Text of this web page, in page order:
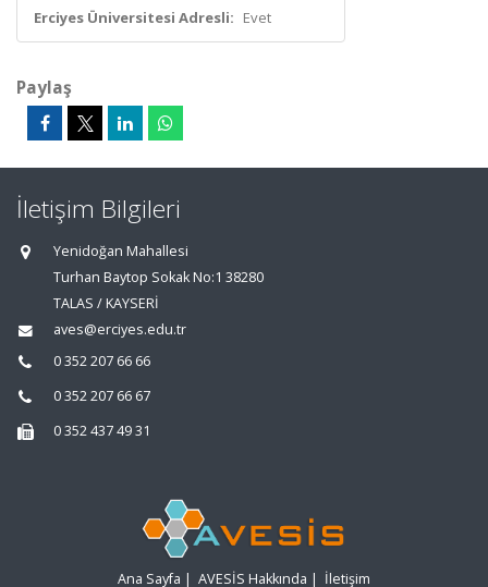
Erciyes Üniversitesi Adresli: Evet
Paylaş
İletişim Bilgileri
Yenidoğan Mahallesi
Turhan Baytop Sokak No:1 38280
TALAS / KAYSERİ
aves@erciyes.edu.tr
0 352 207 66 66
0 352 207 66 67
0 352 437 49 31
Ana Sayfa | AVESİS Hakkında | İletişim